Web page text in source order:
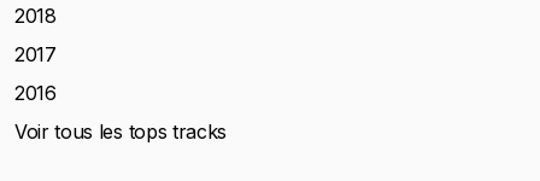
2018
2017
2016
Voir tous les tops tracks